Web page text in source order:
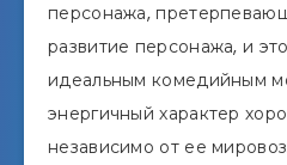
персонажа,
развитие персонажа, и
идеальным комедийным
энергичный характер
независимо от ее